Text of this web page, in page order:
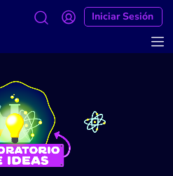
Iniciar Sesión